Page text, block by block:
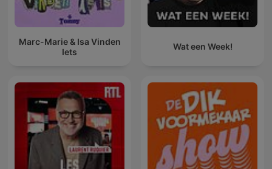
Marc-Marie & Isa Vinden
Iets
Wat een Week!